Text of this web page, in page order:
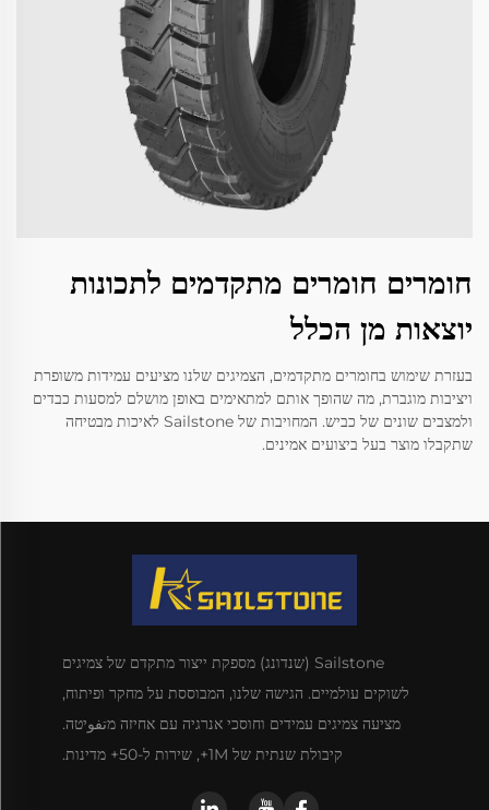
חומרים חומרים מתקדמים לתכונות
יוצאות מן הכלל
בעזרת שימוש בחומרים מתקדמים, הצמיגים שלנו מציעים עמידות משופרת
ויציבות מוגברת, מה שהופך אותם למתאימים באופן מושלם למסעות כבדים
ולמצבים שונים של כביש. המחויבות של Sailstone לאיכות מבטיחה
שתקבלו מוצר בעל ביצועים אמינים.
Sailstone (שנדונג) מספקת ייצור מתקדם של צמיגים
לשוקים עולמיים. הגישה שלנו, המבוססת על מחקר ופיתוח,
מציעה צמיגים עמידים וחוסכי אנרגיה עם אחיזה מتفوיטה.
קיבולת שנתית של 1M+, שירות ל-50+ מדינות.